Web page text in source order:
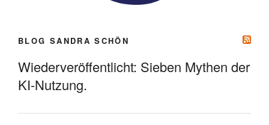
BLOG SANDRA SCHÖN
Wiederveröffentlicht: Sieben Mythen der
KI-Nutzung.